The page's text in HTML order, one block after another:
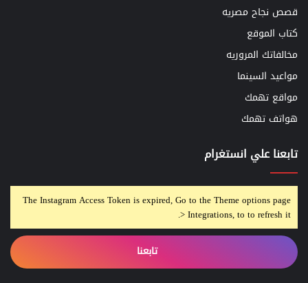
قصص نجاح مصريه
كتاب الموقع
مخالفاتك المروريه
مواعيد السينما
مواقع تهمك
هواتف تهمك
تابعنا علي انستغرام
The Instagram Access Token is expired, Go to the Theme options page
> Integrations, to to refresh it.
تابعنا